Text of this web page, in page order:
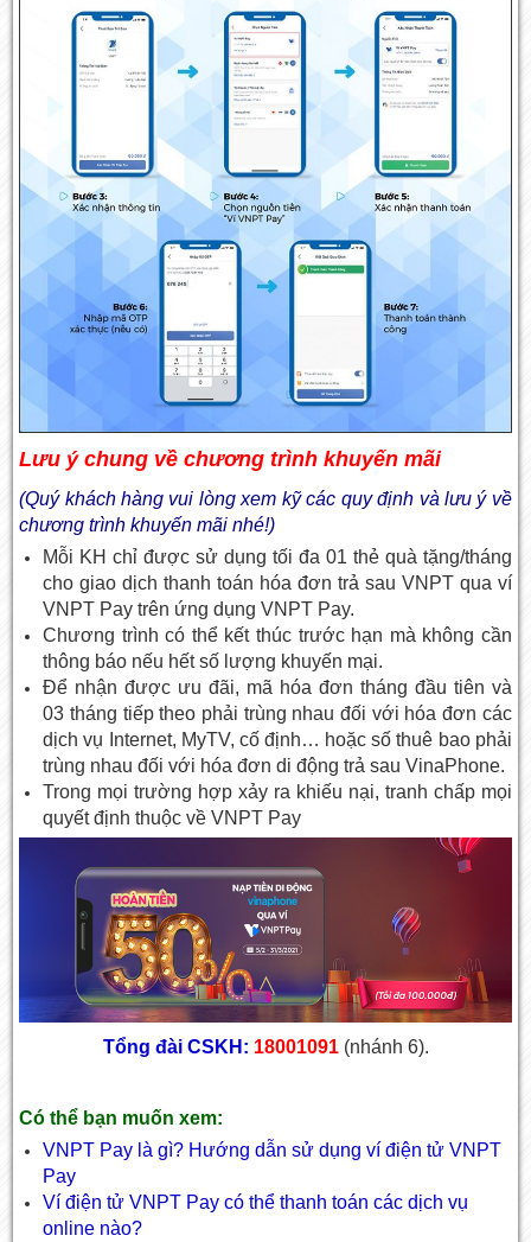
Lưu ý chung về chương trình khuyến mãi
(Quý khách hàng vui lòng xem kỹ các quy định và lưu ý về
chương trình khuyến mãi nhé!)
Mỗi KH chỉ được sử dụng tối đa 01 thẻ quà tặng/tháng
cho giao dịch thanh toán hóa đơn trả sau VNPT qua ví
VNPT Pay trên ứng dụng VNPT Pay.
Chương trình có thể kết thúc trước hạn mà không cần
thông báo nếu hết số lượng khuyến mại.
Để nhận được ưu đãi, mã hóa đơn tháng đầu tiên và
03 tháng tiếp theo phải trùng nhau đối với hóa đơn các
dịch vụ Internet, MyTV, cố định… hoặc số thuê bao phải
trùng nhau đối với hóa đơn di động trả sau VinaPhone.
Trong mọi trường hợp xảy ra khiếu nại, tranh chấp mọi
quyết định thuộc về VNPT Pay
Tổng đài CSKH: 18001091 (nhánh 6).
Có thể bạn muốn xem:
VNPT Pay là gì? Hướng dẫn sử dụng ví điện tử VNPT
Pay
Ví điện tử VNPT Pay có thể thanh toán các dịch vụ
online nào?